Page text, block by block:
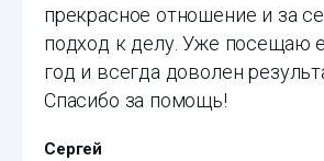
прекрасное отношение и за
подход к делу. Уже посещаю
год и всегда доволен
Спасибо за помощь!
Сергей